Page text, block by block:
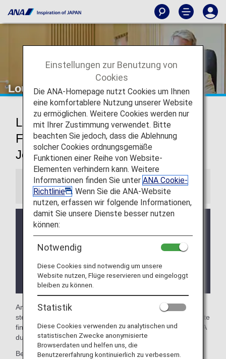
Lounge am Flughafen San Jose
Lounge am Internationalen
Flughafen Norman Y. Mineta San
Jose
Informationen
Angebote und Öffnungszeiten der Lounges
Ankündigung ändern.
befindet, kann es unterschiedliche
Voraussetzungen für den Loungezugang geben.
Am internationalen Flughafen Norman Y. Mineta San Jose
steht Ihnen
zur Verfügung. Auf dieser Seite
finden Sie die Kriterien für den Lounge-Zugang bei von ANA
durchgeführten internationalen Flügen.
Bei internationalen Flügen von ANA mit einem
Einstellungen zur Benutzung von
Cookies
Die ANA-Homepage nutzt Cookies um Ihnen
eine komfortablere Nutzung unserer Website
zu ermöglichen. Weitere Cookies werden nur
mit Ihrer Zustimmung verwendet. Bitte
beachten Sie jedoch, dass die Ablehnung
solcher Cookies ordnungsgemäße
Funktionen einer Reihe von Website-
Elementen verhindern kann. Weitere
Informationen finden Sie unter ANA Cookie-
Richtlinie
. Wenn Sie die ANA-Website
nutzen, erfassen wir folgende Informationen,
damit Sie unsere Dienste besser nutzen
können:
Notwendig
Diese Cookies sind notwendig um unsere
Website nutzen, Flüge reservieren und eingeloggt
bleiben zu können.
Statistik
Diese Cookies verwenden zu analytischen und
statistischen Zwecke anonymisierte
Browserdaten und helfen uns, die
Benutzererfahrung kontinuierlich zu verbessern.